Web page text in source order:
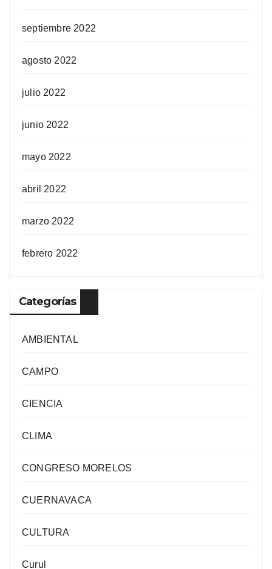
septiembre 2022
agosto 2022
julio 2022
junio 2022
mayo 2022
abril 2022
marzo 2022
febrero 2022
Categorías
AMBIENTAL
CAMPO
CIENCIA
CLIMA
CONGRESO MORELOS
CUERNAVACA
CULTURA
Curul